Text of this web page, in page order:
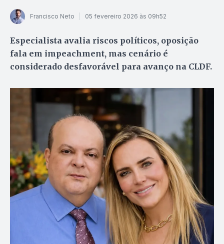
Francisco Neto 05 fevereiro 2026 às 09h52
Especialista avalia riscos políticos, oposição
fala em impeachment, mas cenário é
considerado desfavorável para avanço na CLDF.